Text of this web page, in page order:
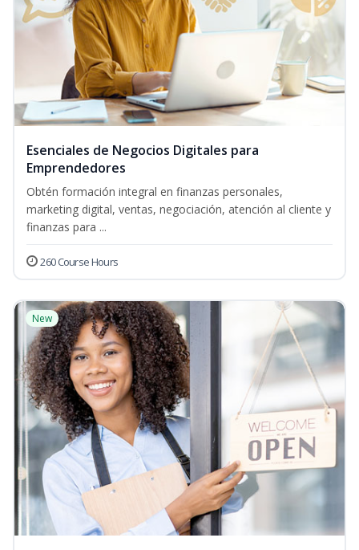
Esenciales de Negocios Digitales para
Emprendedores
Obtén formación integral en finanzas personales,
marketing digital, ventas, negociación, atención al cliente y
finanzas para ...
260 Course Hours
New